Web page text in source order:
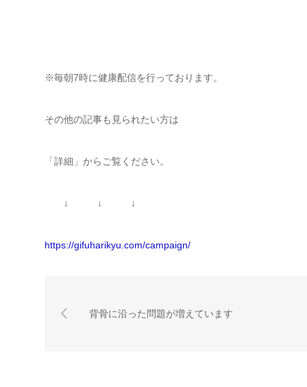
※毎朝7時に健康配信を行っております。
その他の記事も見られたい方は
「詳細」からご覧ください。
↓ ↓ ↓
https://gifuharikyu.com/campaign/
背骨に沿った問題が増えています